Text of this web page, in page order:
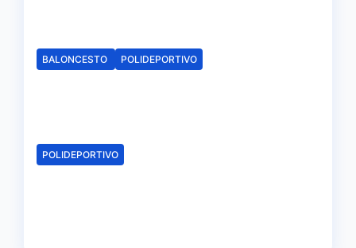
BALONCESTO POLIDEPORTIVO
POLIDEPORTIVO